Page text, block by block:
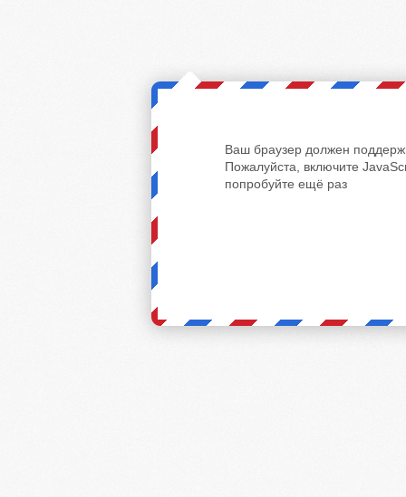
Ваш браузер должен
Пожалуйста, включите
попробуйте ещё раз